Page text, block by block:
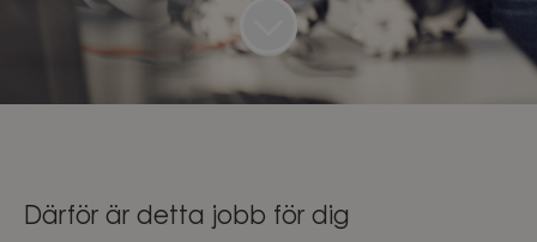
Därför är detta jobb för dig